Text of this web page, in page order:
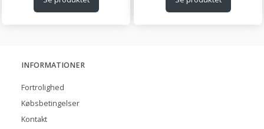
INFORMATIONER
Fortrolighed
Købsbetingelser
Kontakt